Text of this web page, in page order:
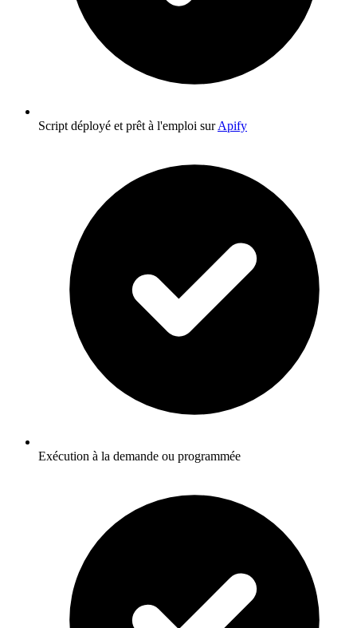
Script déployé et prêt à l'emploi surApify
Exécution à la demande ou programmée